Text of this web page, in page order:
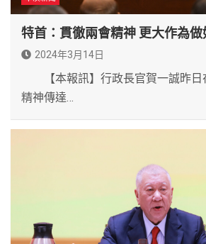
特首：貫徹兩會精神 更大作為
2024年3月14日
【本報訊】行政長官賀一誠昨日
精神傳達…